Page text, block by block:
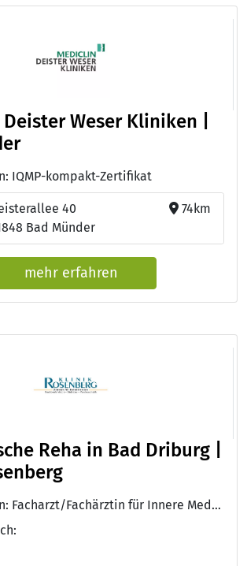
Deister Weser Kliniken |
IQMP-kompakt-Zertifikat
40
Bad Münder
74km
mehr erfahren
Reha in Bad Driburg |
Qualifikationen: Facharzt/Fachärztin für Innere Medizin, Diabetologe DDG, DEGEMED, Approbation als Arzt/Ärztin, Facharzt für Innere Medizin und Endokrinologie, Facharzt für Innere Medizin und Gastroenterologie